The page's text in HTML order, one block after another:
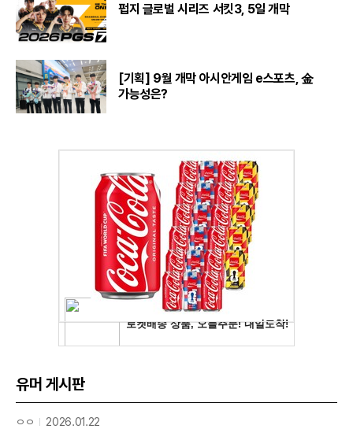
펍지 글로벌 시리즈 서킷3, 5일 개막
[기획] 9월 개막 아시안게임 e스포츠, 金
가능성은?
유머 게시판
ㅇㅇ 2026.01.22